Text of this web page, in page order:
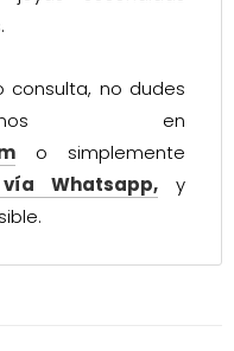
consulta, no dudes
en
o simplemente
Whatsapp, y